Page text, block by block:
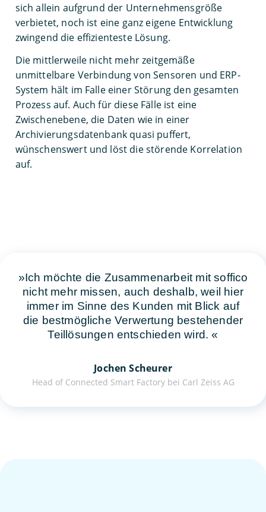
sich allein aufgrund der Unternehmensgröße
verbietet, noch ist eine ganz eigene Entwicklung
zwingend die effizienteste Lösung.
Die mittlerweile nicht mehr zeitgemäße
unmittelbare Verbindung von Sensoren und ERP-
System hält im Falle einer Störung den gesamten
Prozess auf. Auch für diese Fälle ist eine
Zwischenebene, die Daten wie in einer
Archivierungsdatenbank quasi puffert,
wünschenswert und löst die störende Korrelation
auf.
Ich möchte die Zusammenarbeit mit soffico
nicht mehr missen, auch deshalb, weil hier
immer im Sinne des Kunden mit Blick auf
die bestmögliche Verwertung bestehender
Teillösungen entschieden wird.
Jochen Scheurer
Head of Connected Smart Factory bei Carl Zeiss AG